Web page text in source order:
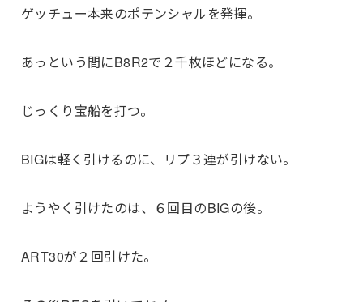
ゲッチュー本来のポテンシャルを発揮。
あっという間にB8R2で２千枚ほどになる。
じっくり宝船を打つ。
BIGは軽く引けるのに、リプ３連が引けない。
ようやく引けたのは、６回目のBIGの後。
ART30が２回引けた。